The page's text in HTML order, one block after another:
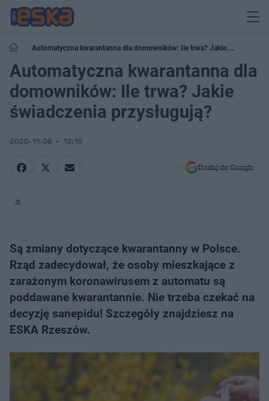
Automatyczna kwarantanna dla domowników: Ile trwa? Jakie
świadczenia przysługują?
Automatyczna kwarantanna dla
domowników: Ile trwa? Jakie
świadczenia przysługują?
2020-11-06 12:15
Dodaj do Google
Są zmiany dotyczące kwarantanny w Polsce.
Rząd zadecydował, że osoby mieszkające z
zarażonym koronawirusem z automatu są
poddawane kwarantannie. Nie trzeba czekać na
decyzję sanepidu! Szczegóły znajdziesz na
ESKA Rzeszów.